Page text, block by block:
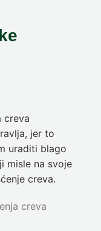
creva
jer to
uraditi blago
misle na svoje
creva.
creva